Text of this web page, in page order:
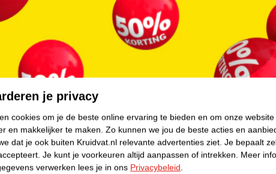
op een vast tijdstip. Aanbevolen
je privacy
cookies om je de beste online ervaring te bieden en om onze website
en makkelijker te maken. Zo kunnen we jou de beste acties en
dat je ook buiten Kruidvat.nl relevante advertenties ziet. Je bepaalt
Je kunt je voorkeuren altijd aanpassen of intrekken. Meer
verwerken lees je in ons Privacybeleid.